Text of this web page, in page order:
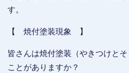
す。
【 焼付塗装現象 】
皆さんは焼付塗装（やきつけと
ことがありますか？